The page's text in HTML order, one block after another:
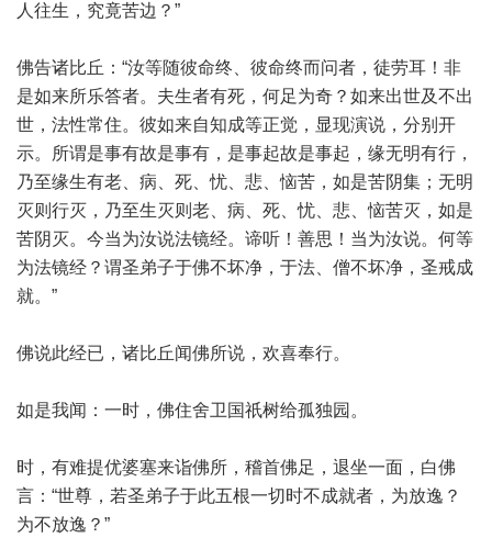
人往生，究竟苦边？”
佛告诸比丘：“汝等随彼命终、彼命终而问者，徒劳耳！非
是如来所乐答者。夫生者有死，何足为奇？如来出世及不出
世，法性常住。彼如来自知成等正觉，显现演说，分别开
示。所谓是事有故是事有，是事起故是事起，缘无明有行，
乃至缘生有老、病、死、忧、悲、恼苦，如是苦阴集；无明
灭则行灭，乃至生灭则老、病、死、忧、悲、恼苦灭，如是
苦阴灭。今当为汝说法镜经。谛听！善思！当为汝说。何等
为法镜经？谓圣弟子于佛不坏净，于法、僧不坏净，圣戒成
就。”
佛说此经已，诸比丘闻佛所说，欢喜奉行。
如是我闻：一时，佛住舍卫国祇树给孤独园。
时，有难提优婆塞来诣佛所，稽首佛足，退坐一面，白佛
言：“世尊，若圣弟子于此五根一切时不成就者，为放逸？
为不放逸？”